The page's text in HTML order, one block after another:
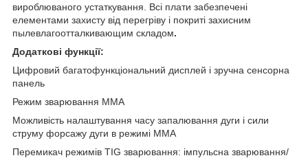
вироблюваного устаткування. Всі плати забезпечені
елементами захисту від перегріву і покриті захисним
пылевлагоотталкивающим складом.
Додаткові функції:
Цифровий багатофункціональний дисплей і зручна сенсорна
панель
Режим зварювання ММА
Можливість налаштування часу запалювання дуги і сили
струму форсажу дуги в режимі ММА
Перемикач режимів TIG зварювання: імпульсна зварювання/